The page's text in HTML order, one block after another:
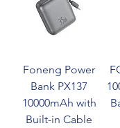
Foneng Power
Bank PX137
10000mAh with
Built-in Cable